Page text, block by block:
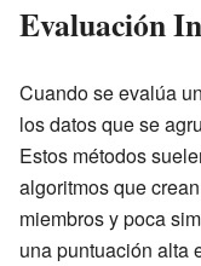
Evaluación
Cuando se evalúa
los datos que se
Estos métodos
algoritmos que
miembros y poca
una puntuación alta